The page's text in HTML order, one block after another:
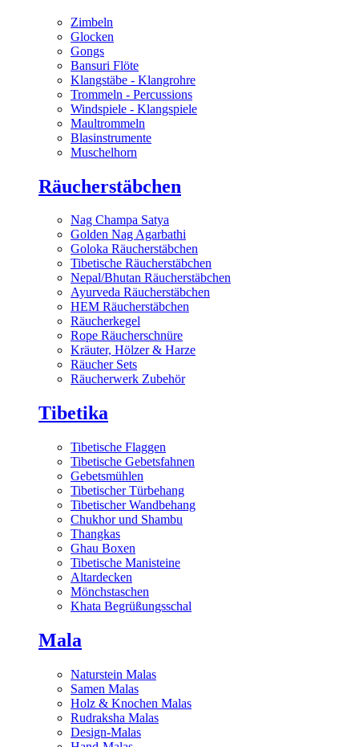
Zimbeln
Glocken
Gongs
Bansuri Flöte
Klangstäbe - Klangrohre
Trommeln - Percussions
Windspiele - Klangspiele
Maultrommeln
Blasinstrumente
Muschelhorn
Räucherstäbchen
Nag Champa Satya
Golden Nag Agarbathi
Goloka Räucherstäbchen
Tibetische Räucherstäbchen
Nepal/Bhutan Räucherstäbchen
Ayurveda Räucherstäbchen
HEM Räucherstäbchen
Räucherkegel
Rope Räucherschnüre
Kräuter, Hölzer & Harze
Räucher Sets
Räucherwerk Zubehör
Tibetika
Tibetische Flaggen
Tibetische Gebetsfahnen
Gebetsmühlen
Tibetischer Türbehang
Tibetischer Wandbehang
Chukhor und Shambu
Thangkas
Ghau Boxen
Tibetische Manisteine
Altardecken
Mönchstaschen
Khata Begrüßungsschal
Mala
Naturstein Malas
Samen Malas
Holz & Knochen Malas
Rudraksha Malas
Design-Malas